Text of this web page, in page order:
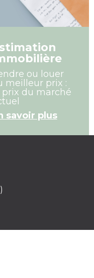
ou louer
meilleur prix :
prix du marché
savoir plus